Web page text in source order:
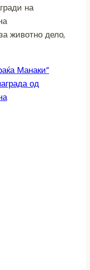
на
животно дело,
Манаки“
од